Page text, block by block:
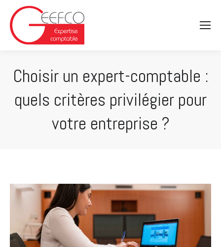
Choisir un expert-comptable :
quels critères privilégier pour
votre entreprise ?